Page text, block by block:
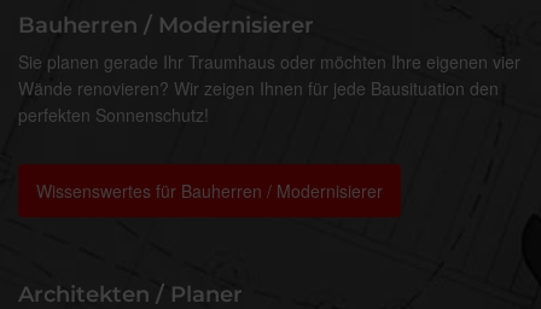
Bauherren / Modernisierer
Sie planen gerade Ihr Traumhaus oder möchten Ihre eigenen vier
Wände renovieren? Wir zeigen Ihnen für jede Bausituation den
perfekten Sonnenschutz!
Wissenswertes für Bauherren / Modernisierer
Architekten / Planer